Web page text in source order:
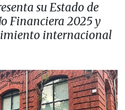
su Estado de
Financiera 2025 y
internacional